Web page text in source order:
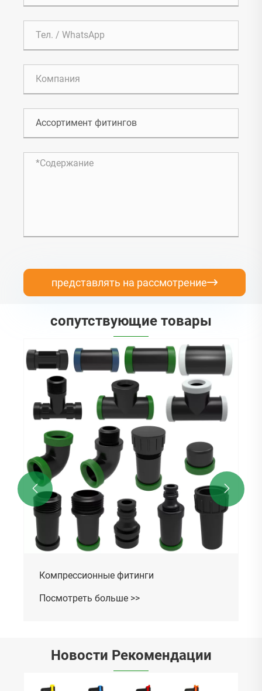
представлять на рассмотрение
сопутствующие товары
Компрессионные фитинги
Посмотреть больше >>
 
Новости Рекомендации